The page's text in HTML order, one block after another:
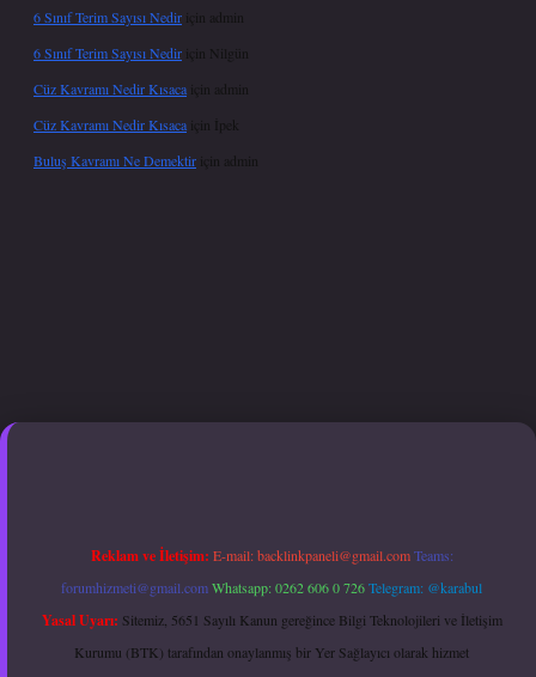
6 Sınıf Terim Sayısı Nedir için
admin
6 Sınıf Terim Sayısı Nedir için Nilgün
Cüz Kavramı Nedir Kısaca için
admin
Cüz Kavramı Nedir Kısaca için İpek
Buluş Kavramı Ne Demektir için admin
giriş adresi güncellendibetexper.xyzhiltonbet güncel giriş
Reklam ve İletişim: E-mail:backlinkpaneli@gmail.com Teams:
forumhizmeti@gmail.comWhatsapp: 0262 606 0 726Telegram: @karabul
Yasal Uyarı: Sitemiz, 5651 Sayılı Kanun gereğince Bilgi Teknolojileri ve İletişim
Kurumu (BTK) tarafından onaylanmış bir Yer Sağlayıcı olarak hizmet